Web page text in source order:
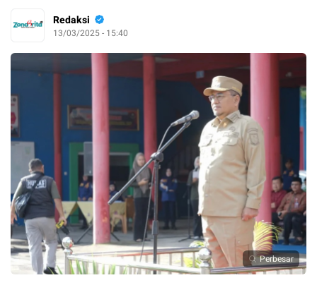
Redaksi
13/03/2025 - 15:40
Perbesar